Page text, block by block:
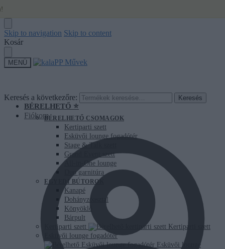
Skip to navigation Skip to content
Kosár
MENÜ
Keresés a következőre: Keresés
Fiókom
BÉRELHETŐ ⭐
BÉRELHETŐ CSOMAGOK
Kertiparti szett
Esküvői lounge fogadótér
Stage & Talk szett
Grand Event szett
All-in-One lounge
Duo garnitúra
EGYEDI BÚTOROK
Kanapé
Dohányzóasztal
Könyöklő
Bárpult
Kertiparti szett
Kertiparti szett
Esküvői lounge fogadótér
Esküvői lounge